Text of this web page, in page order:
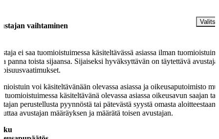
vaihtaminen
ei saa tuomioistuimessa käsiteltävässä asiassa ilman
panna toista sijaansa. Sijaiseksi hyväksyttävän on täytettävä
voi käsiteltävänään olevassa asiassa ja oikeusaputoimisto
tuomioistuimessa käsiteltävänä olevassa asiassa oikeusavun saajan tai
perustellusta pyynnöstä tai pätevästä syystä omasta aloitteestaan
avustajan määräyksen ja määrätä toisen avustajan.